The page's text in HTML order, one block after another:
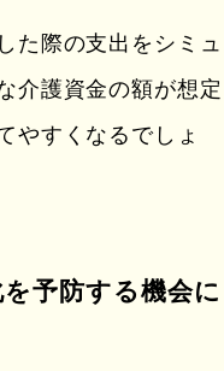
た際の支出をシミュ
介護資金の額が想定
やすくなるでしょ
予防する機会に